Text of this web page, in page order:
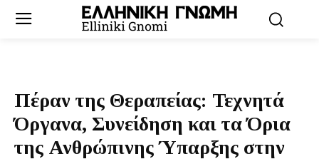
Πέραν της Θεραπείας: Τεχνητά
Όργανα, Συνείδηση και τα Όρια
της Ανθρώπινης Ύπαρξης στην